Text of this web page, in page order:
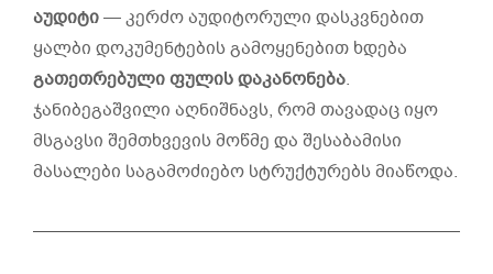
აუდიტი— კერძო აუდიტორული დასკვნებით
ყალბი დოკუმენტების გამოყენებით ხდება
გათეთრებულიფულისდაკანონება.
ჯანიბეგაშვილი აღნიშნავს, რომ თავადაც იყო
მსგავსი შემთხვევის მოწმე და შესაბამისი
მასალები საგამოძიებო სტრუქტურებს მიაწოდა.